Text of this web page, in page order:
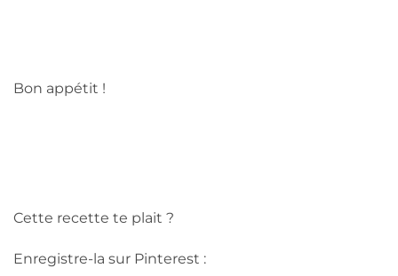
Bon appétit !
Cette recette te plait ?
Enregistre-la sur Pinterest :